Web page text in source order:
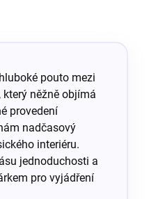
pouto mezi
něžně objímá
provedení
nadčasový
interiéru.
jednoduchosti a
pro vyjádření